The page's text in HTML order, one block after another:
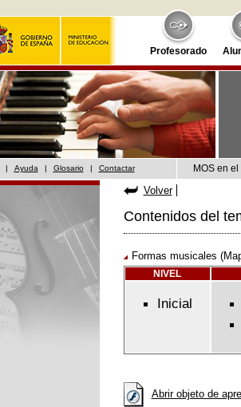
Profesorado
| Ayuda | Glosario | Contactar MOS en
Volver
Contenidos del
Formas musicales
NIVEL
Inicial
Abrir objeto de